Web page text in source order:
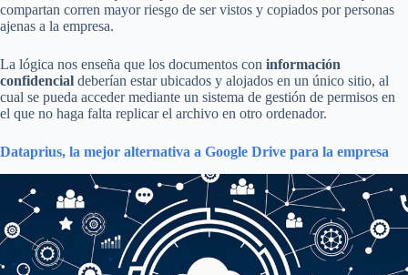
compartan corren mayor riesgo de ser vistos y copiados por personas
ajenas a la empresa.
La lógica nos enseña que los documentos con información
confidencial deberían estar ubicados y alojados en un único sitio, al
cual se pueda acceder mediante un sistema de gestión de permisos en
el que no haga falta replicar el archivo en otro ordenador.
Dataprius, la mejor alternativa a Google Drive para la empresa